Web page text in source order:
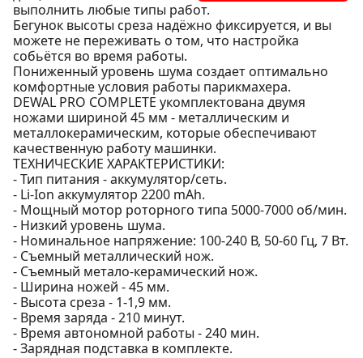
выполнить любые типы работ.
Бегунок высоты среза надёжно фиксируется, и вы
можете не переживать о том, что настройка
собьётся во время работы.
Пониженный уровень шума создает оптимально
комфортные условия работы парикмахера.
DEWAL PRO COMPLETE укомплектована двумя
ножами шириной 45 мм - металлическим и
металлокерамическим, которые обеспечивают
качественную работу машинки.
ТЕХНИЧЕСКИЕ ХАРАКТЕРИСТИКИ:
- Тип питания - аккумулятор/сеть.
- Li-Ion аккумулятор 2200 mAh.
- Мощный мотор роторного типа 5000-7000 об/мин.
- Низкий уровень шума.
- Номинальное напряжение: 100-240 В, 50-60 Гц, 7 Вт.
- Съемный металлический нож.
- Съемный метало-керамический нож.
- Ширина ножей - 45 мм.
- Высота среза - 1-1,9 мм.
- Время заряда - 210 минут.
- Время автономной работы - 240 мин.
- Зарядная подставка в комплекте.